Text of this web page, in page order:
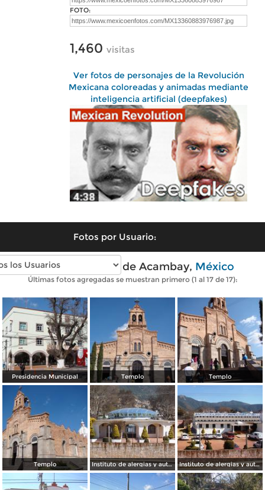
FOTO:
1,460 visitas
Ver fotos de personajes de la Revolución
Mexicana coloreadas y animadas mediante
inteligencia artificial (deepfakes)
Fotos por Usuario:
Fotos modernas de Acambay, México
Últimas fotos agregadas se muestran primero (1 al 17 de 17):
Presidencia Municipal Templo Templo
Templo Instituto de alergias y autoinmunidad Dr Maximiliano R. C Instituto de alergias y autoinmunidad Dr Maximiliano R. C